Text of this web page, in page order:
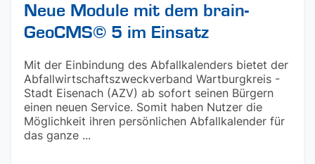
Neue Module mit dem brain-
GeoCMS© 5 im Einsatz
Mit der Einbindung des Abfallkalenders bietet der
Abfallwirtschaftszweckverband Wartburgkreis -
Stadt Eisenach (AZV) ab sofort seinen Bürgern
einen neuen Service. Somit haben Nutzer die
Möglichkeit ihren persönlichen Abfallkalender für
das ganze ...